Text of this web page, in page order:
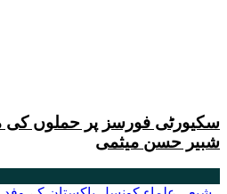
سکیورٹی فورسز پر حملوں کی
شبیر حسن میثمی